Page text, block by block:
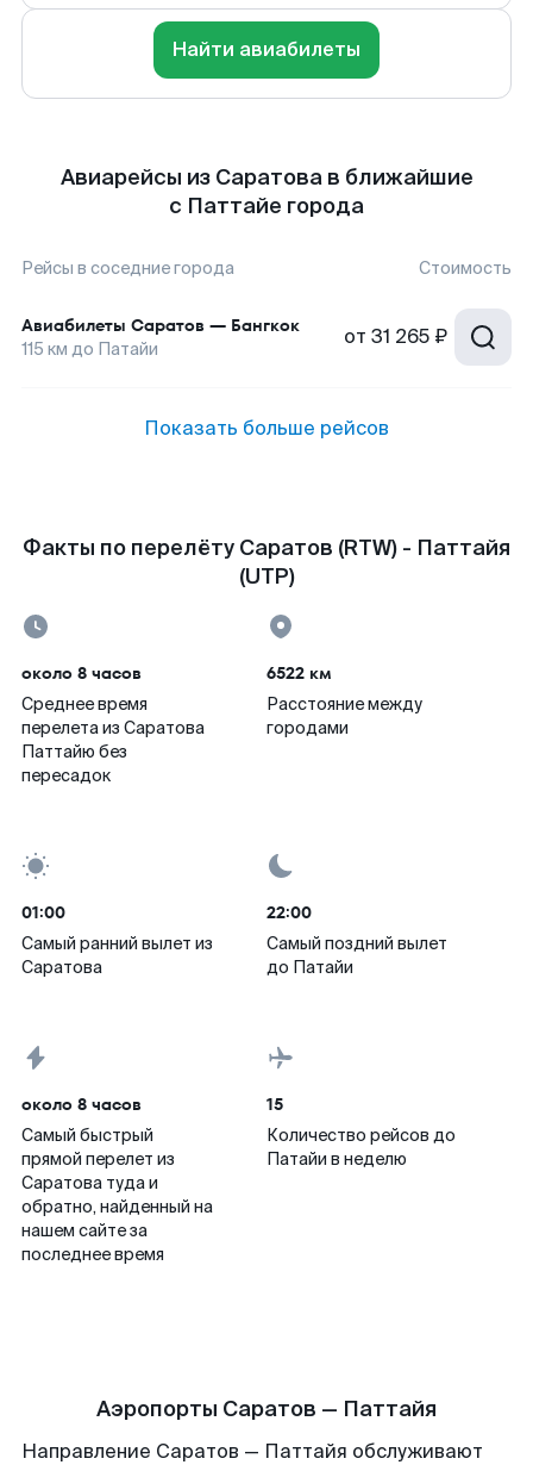
Найти авиабилеты
Авиарейсы из Саратова в ближайшие
с Паттайе города
Рейсы в соседние города Стоимость
Авиабилеты Саратов — Бангкок
115 км до Патайи от 31 265 ₽
Показать больше рейсов
Факты по перелёту Саратов (RTW) - Паттайя
(UTP)
около 8 часов
Среднее время
перелета из Саратова
Паттайю без
пересадок
6522 км
Расстояние между
городами
01:00
Самый ранний вылет из
Саратова
22:00
Самый поздний вылет
до Патайи
около 8 часов
Самый быстрый
прямой перелет из
Саратова туда и
обратно, найденный на
нашем сайте за
последнее время
15
Количество рейсов до
Патайи в неделю
Аэропорты Саратов — Паттайя
Направление Саратов — Паттайя обслуживают